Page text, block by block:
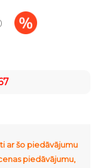
ar šo piedāvājumu
piedāvājumu,